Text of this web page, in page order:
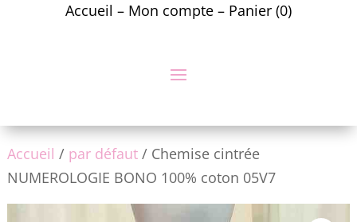
Accueil – Mon compte– Panier (0)
Accueil / par défaut/ Chemise cintrée
NUMEROLOGIE BONO 100% coton 05V7